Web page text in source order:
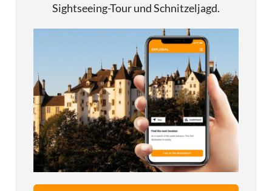
Sightseeing-Tour und Schnitzeljagd.